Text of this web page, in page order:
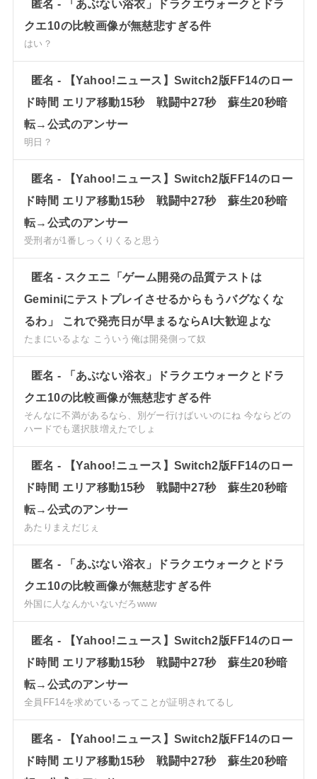
匿名-
「あぶない浴衣」ドラクエウォークとドラ
クエ10の比較画像が無慈悲すぎる件
はい？
匿名-
【Yahoo!ニュース】Switch2版FF14のロー
ド時間 エリア移動15秒 戦闘中27秒 蘇生20秒暗
転→公式のアンサー
明日？
匿名-
【Yahoo!ニュース】Switch2版FF14のロー
ド時間 エリア移動15秒 戦闘中27秒 蘇生20秒暗
転→公式のアンサー
受刑者が1番しっくりくると思う
匿名- スクエニ「ゲーム開発の品質テストは
Geminiにテストプレイさせるからもうバグなくな
るわ」 これで発売日が早まるならAI大歓迎よな
たまにいるよな こういう俺は開発側って奴
匿名-
「あぶない浴衣」ドラクエウォークとドラ
クエ10の比較画像が無慈悲すぎる件
そんなに不満があるなら、別ゲー行けばいいのにね 今ならどの
ハードでも選択肢増えたでしょ
匿名-
【Yahoo!ニュース】Switch2版FF14のロー
ド時間 エリア移動15秒 戦闘中27秒 蘇生20秒暗
転→公式のアンサー
あたりまえだじぇ
匿名-
「あぶない浴衣」ドラクエウォークとドラ
クエ10の比較画像が無慈悲すぎる件
外国に人なんかいないだろwww
匿名-
【Yahoo!ニュース】Switch2版FF14のロー
ド時間 エリア移動15秒 戦闘中27秒 蘇生20秒暗
転→公式のアンサー
全員FF14を求めているってことが証明されてるし
匿名-
【Yahoo!ニュース】Switch2版FF14のロー
ド時間 エリア移動15秒 戦闘中27秒 蘇生20秒暗